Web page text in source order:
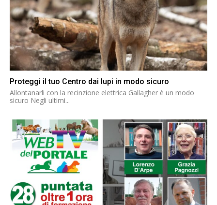
Proteggi il tuo Centro dai lupi in modo sicuro
Allontanarli con la recinzione elettrica Gallagher è un modo
sicuro Negli ultimi...